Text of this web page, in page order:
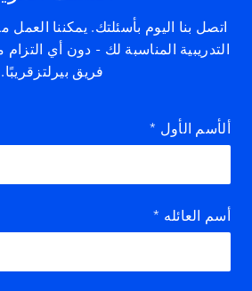
اتصل بنا اليوم بأسئلتك. يمكننا العمل
التدريبية المناسبة لك - دون أي
فريق بيرلتزقريبًا.
ألأسم الأول *
أسم العائله *